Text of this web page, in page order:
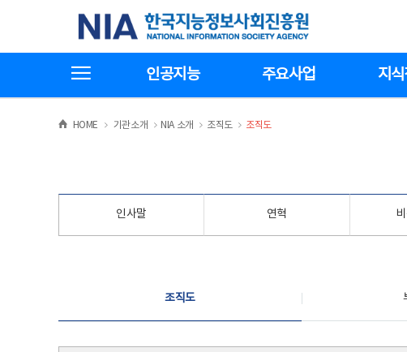
기
한국지능정보사회진흥원
인공지능 주요사업 지
HOME >
기관소개 >NIA 소개 >
조직도 >
조직도
인사말 연혁
조직도